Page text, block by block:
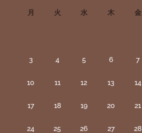
月 火 水 木 金
3 4 5 6 7
10 11 12 13 14
17 18 19 20 21
24 25 26 27 28